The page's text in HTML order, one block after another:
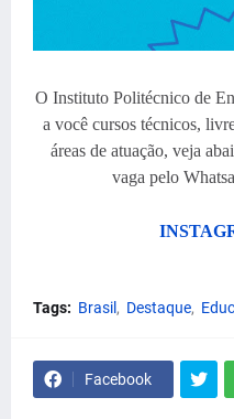
O Instituto Politécnico de
a você cursos técnicos,
áreas de atuação, veja
vaga pelo
Tags: Brasil Destaque
Facebook